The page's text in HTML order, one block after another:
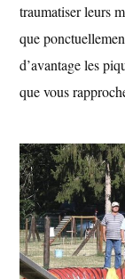
traumatiser leurs
que
d’avantage les
que vous